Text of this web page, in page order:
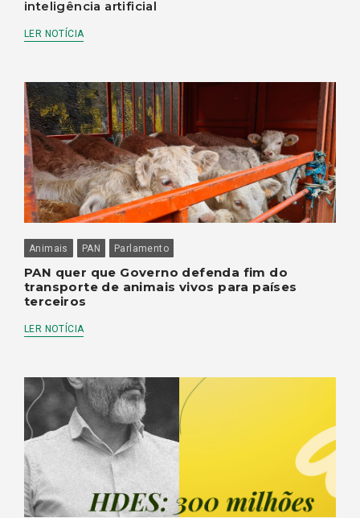
inteligência artificial
LER NOTÍCIA
Animais PAN Parlamento
PAN quer que Governo defenda fim do
transporte de animais vivos para países
terceiros
LER NOTÍCIA